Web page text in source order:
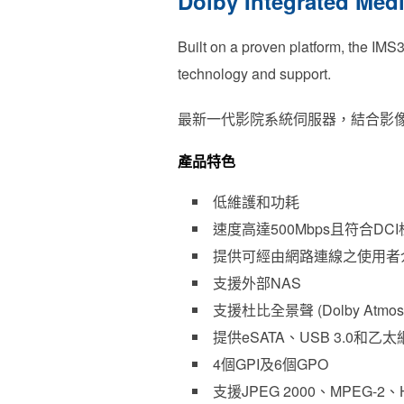
Built on a proven platform, the
technology and support.
最新一代影院系統伺服器，結合影
產品特色
低維護和功耗
速度高達500Mbps且符合
提供可經由網路連線之使用者
支援外部NAS
支援杜比全景聲 (Dolby
提供eSATA、USB 3.0和乙
4個GPI及6個GPO
支援JPEG 2000、MPEG-2